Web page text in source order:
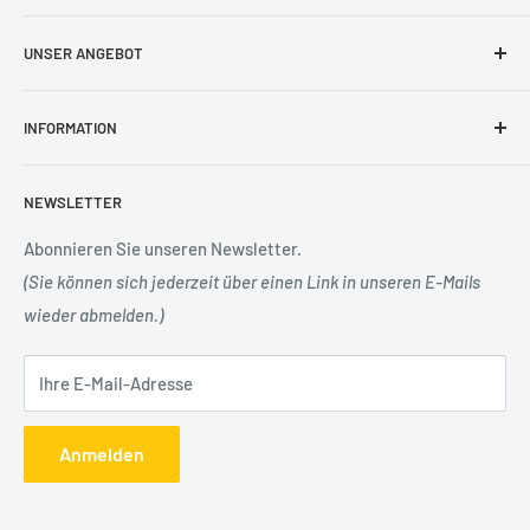
in der Praxis als auch viele weitere interessante Artikel.
– täglich kommen neue dazu.
UNSER ANGEBOT
Praxisorganisation
Praxisausstattung
Praxisbedarf
Patientenaufklärung
Notfall
Hygiene
INFORMATION
Datenschutzerklärung
Widerrufsbelehrung
Versandbedingungen
AGB
NEWSLETTER
Abonnieren Sie unseren Newsletter.
(Sie können sich jederzeit über einen Link in unseren E-Mails
wieder abmelden.)
Ihre E-Mail-Adresse
Anmelden